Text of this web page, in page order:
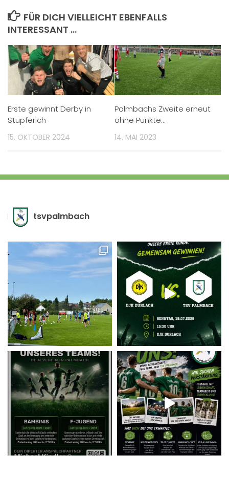
FÜR DICH VIELLEICHT EBENFALLS
INTERESSANT …
Erste gewinnt Derby in
Stupferich
15. OKTOBER 2024
Palmbachs Zweite erneut
ohne Punkte…
14. MAI 2023
tsvpalmbach